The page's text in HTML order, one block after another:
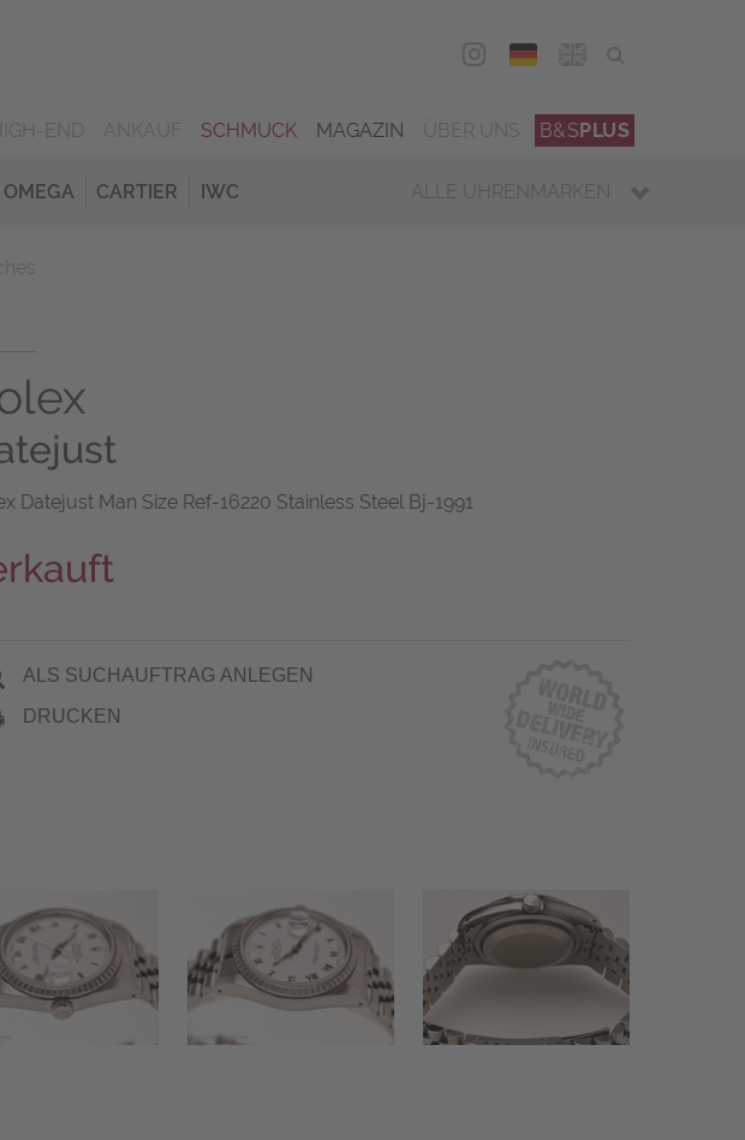
DEU
SCHMUCK MAGAZIN B&SPLUS
OMEGA CARTIER IWC ALLE UHRENMARKEN
Datejust Man Size Ref-16220 Stainless Steel Bj-1991
ALS SUCHAUFTRAG ANLEGEN
DRUCKEN